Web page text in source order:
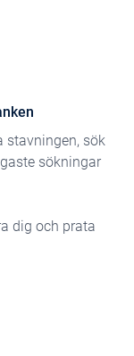
stavningen, sök
sökningar
dig och prata